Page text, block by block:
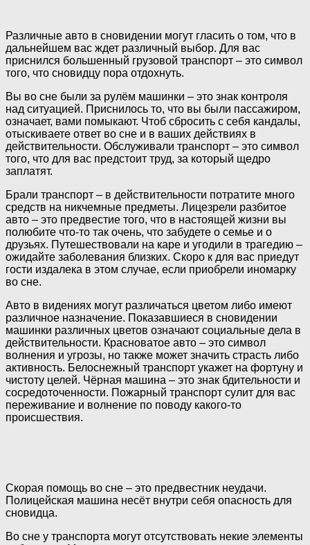
Различные авто в сновидении могут гласить о том, что в
дальнейшем вас ждет различный выбор. Для вас
приснился большенный грузовой транспорт – это символ
того, что сновидцу пора отдохнуть.
Вы во сне были за рулём машинки – это знак контроля
над ситуацией. Приснилось то, что вы были пассажиром,
означает, вами помыкают. Чтоб сбросить с себя кандалы,
отыскиваете ответ во сне и в ваших действиях в
действительности. Обслуживали транспорт – это символ
того, что для вас предстоит труд, за который щедро
заплатят.
Брали транспорт – в действительности потратите много
средств на никчемные предметы. Лицезрели разбитое
авто – это предвестие того, что в настоящей жизни вы
полюбите что-то так очень, что забудете о семье и о
друзьях. Путешествовали на каре и угодили в трагедию –
ожидайте заболевания близких. Скоро к для вас приедут
гости издалека в этом случае, если приобрели иномарку
во сне.
Авто в видениях могут различаться цветом либо имеют
различное назначение. Показавшиеся в сновидении
машинки различных цветов означают социальные дела в
действительности. Красноватое авто – это символ
волнения и угрозы, но также может значить страсть либо
активность. Белоснежный транспорт укажет на фортуну и
чистоту целей. Чёрная машина – это знак бдительности и
сосредоточенности. Пожарный транспорт сулит для вас
переживание и волнение по поводу какого-то
происшествия.
Скорая помощь во сне – это предвестник неудачи.
Полицейская машина несёт внутри себя опасность для
сновидца.
Во сне у транспорта могут отсутствовать некие элементы